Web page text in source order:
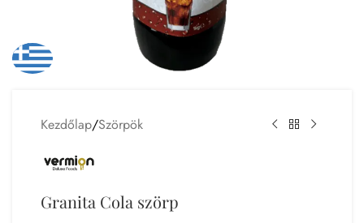
Kezdőlap/Szörpök
Granita Cola szörp